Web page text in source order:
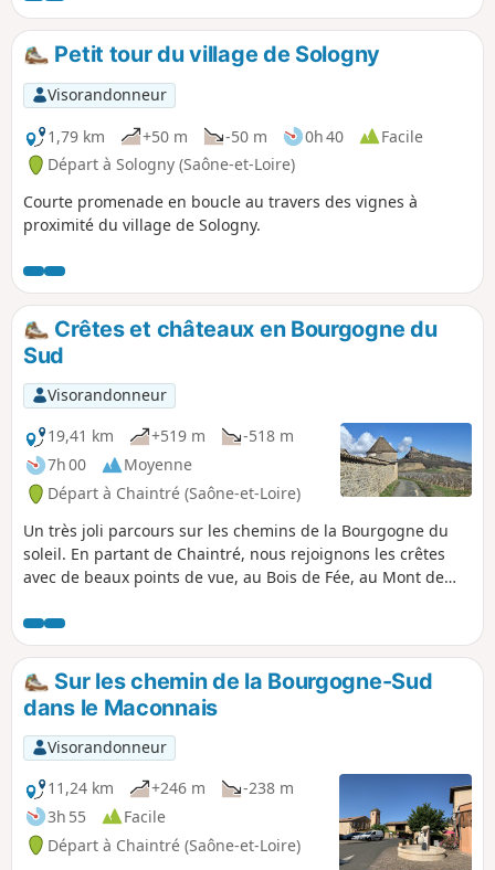
avec la Grange du Bois. Une randonnée sportive qui ravira
les amoureux du grand air.
Petit tour du village de Sologny
Visorandonneur
1,79 km
+50 m -50 m 0h 40
Facile
Départ à Sologny (Saône-et-Loire)
Courte promenade en boucle au travers des vignes à
proximité du village de Sologny.
Crêtes et châteaux en Bourgogne du
Sud
Visorandonneur
19,41 km
+519 m
-518 m
7h 00
Moyenne
Départ à Chaintré (Saône-et-Loire)
Un très joli parcours sur les chemins de la Bourgogne du
soleil. En partant de Chaintré, nous rejoignons les crêtes
avec de beaux points de vue, au Bois de Fée, au Mont de
beaux châteaux sur le chemin, Château des Rontés,
Château de Chasselas, Château de Leynes, Château de
Lavérnette.
Sur les chemin de la Bourgogne-Sud
dans le Maconnais
Visorandonneur
11,24 km
+246 m
-238 m
3h 55
Facile
Départ à Chaintré (Saône-et-Loire)